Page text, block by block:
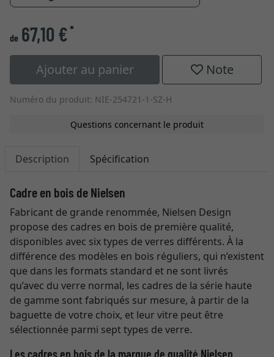
de 67,10 €*
Ajouter au panier Note
Numéro du produit: NIE-254721-1-SZ-H
Questions concernant le produit
Description Spécification
Cadre en bois de Nielsen
Fabricant de grande renommée, Nielsen Design
propose des cadres en bois de première qualité,
disponibles avec six types de verres différents. À la
différence des modèles en bois réguliers, qui n’existent
que dans les formats standard et ne sont livrés
qu’avec du verre normal, les cadres de la série haute
de gamme sont fabriqués sur mesure, à partir de la
baguette de votre choix, et leur vitre peut être
sélectionnée parmi sept types de verre.
Les cadres en bois de la marque de qualité Nielsen